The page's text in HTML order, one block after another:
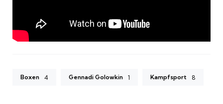
Boxen 4 Gennadi Golowkin 1 Kampfsport 8